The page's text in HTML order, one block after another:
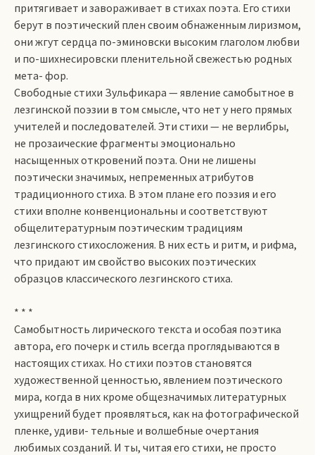
притягивает и завораживает в стихах поэта. Его стихи
берут в поэтический плен своим обнаженным лиризмом,
они жгут сердца по-эминовски высоким глаголом любви
и по-шихнесировски пленительной свежестью родных
мета­- фор.
Свободные стихи Зульфикара — явление самобытное в
лезгинской поэзии в том смысле, что нет у него прямых
учителей и последователей. Эти стихи — не верлибры,
не прозаические фрагменты эмоционально
насыщенных откровений поэта. Они не лишены
поэтически значимых, непременных атрибутов
традиционного стиха. В этом плане его поэзия и его
стихи вполне конвенциональны и соответствуют
общелитературным поэтическим традициям
лезгинского стихосложения. В них есть и ритм, и рифма,
что придают им свойство высоких поэтических
образцов классического лезгинского стиха.
* * *
Самобытность лирического текста и особая поэтика
автора, его почерк и стиль всегда проглядываются в
настоящих стихах. Но стихи поэтов становятся
художественной ценностью, явлением поэтического
мира, когда в них кроме общезначимых литературных
ухищрений будет проявляться, как на фотографической
пленке, удиви­- тельные и волшебные очертания
любимых созданий. И ты, читая его стихи, не просто